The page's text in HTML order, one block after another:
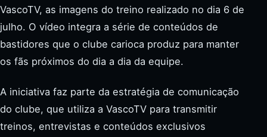
VascoTV, as imagens do treino realizado no dia 6 de
julho. O vídeo integra a série de conteúdos de
bastidores que o clube carioca produz para manter
os fãs próximos do dia a dia da equipe.
A iniciativa faz parte da estratégia de comunicação
do clube, que utiliza a VascoTV para transmitir
treinos, entrevistas e conteúdos exclusivos